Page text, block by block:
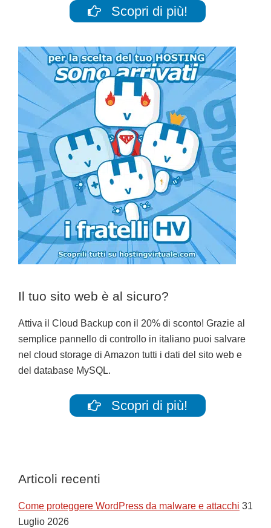
Scopri di più!
Il tuo sito web è al sicuro?
Attiva il Cloud Backup con il 20% di sconto! Grazie al
semplice pannello di controllo in italiano puoi salvare
nel cloud storage di Amazon tutti i dati del sito web e
del database MySQL.
Scopri di più!
Articoli recenti
Come proteggere WordPress da malware e attacchi 31
Luglio 2026